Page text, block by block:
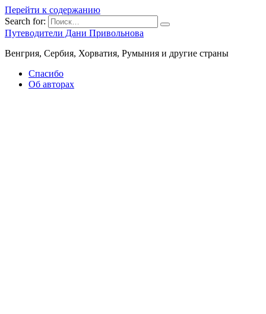
Перейти к содержанию
Search for:
Путеводители Дани Привольнова
Венгрия, Сербия, Хорватия, Румыния и другие страны
Спасибо
Об авторах